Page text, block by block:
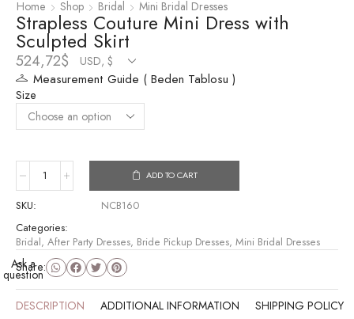
Home Shop Bridal Mini Bridal Dresses
Strapless Couture Mini Dress with
Sculpted Skirt
524,72$
Measurement Guide ( Beden Tablosu )
Size
ADD TO CART
SKU:
NCB160
Categories:
Bridal, After Party Dresses, Bride Pickup Dresses, Mini Bridal Dresses
Ask a
question
Share:
DESCRIPTION ADDITIONAL INFORMATION SHIPPING POLICY